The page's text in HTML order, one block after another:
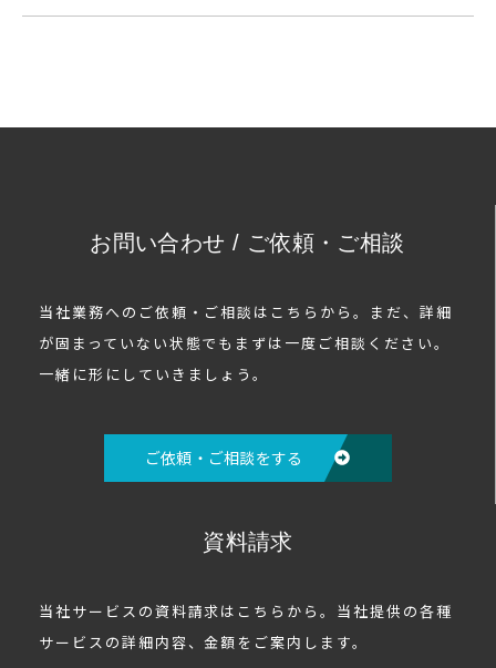
お問い合わせ / ご依頼・ご相談
当社業務へのご依頼・ご相談はこちらから。まだ、詳細
が固まっていない状態でもまずは一度ご相談ください。
一緒に形にしていきましょう。
ご依頼・ご相談をする
資料請求
当社サービスの資料請求はこちらから。当社提供の各種
サービスの詳細内容、金額をご案内します。